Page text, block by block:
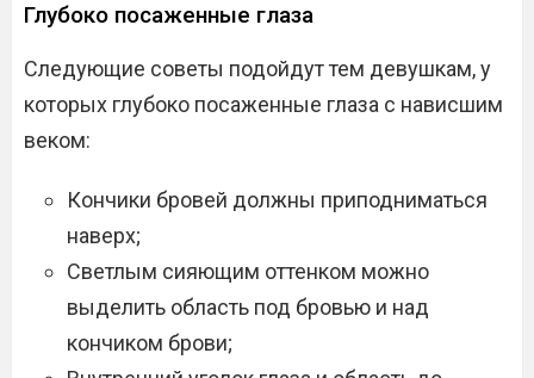
Глубоко посаженные глаза
Следующие советы подойдут тем девушкам, у
которых глубоко посаженные глаза с нависшим
веком:
Кончики бровей должны приподниматься
наверх;
Светлым сияющим оттенком можно
выделить область под бровью и над
кончиком брови;